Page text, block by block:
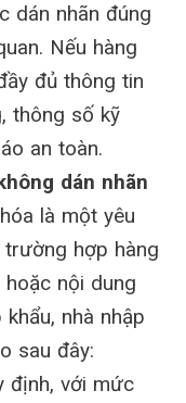
dán nhãn đúng
Nếu hàng
đủ thông tin
thông số kỹ
an toàn.
dán nhãn
là một yêu
hợp hàng
nội dung
nhà nhập
sau đây:
định, với mức